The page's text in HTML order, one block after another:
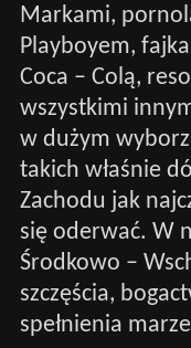
Markami,
Playboyem,
Coca – Colą,
wszystkimi
w dużym
takich właśnie
Zachodu jak
się oderwać. W
Środkowo –
szczęścia,
spełnienia